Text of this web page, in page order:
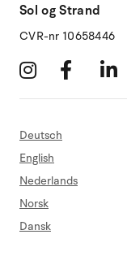
Sol og Strand
CVR-nr 10658446
Deutsch
English
Nederlands
Norsk
Dansk